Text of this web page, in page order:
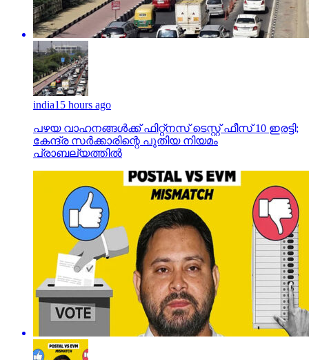
india15 hours ago
പഴയ വാഹനങ്ങള്‍ക്ക് ഫിറ്റ്‌നസ് ടെസ്റ്റ് ഫീസ് 10 ഇരട്ടി;
കേന്ദ്ര സര്‍ക്കാരിന്റെ പുതിയ നിയമം
പ്രാബല്യത്തില്‍